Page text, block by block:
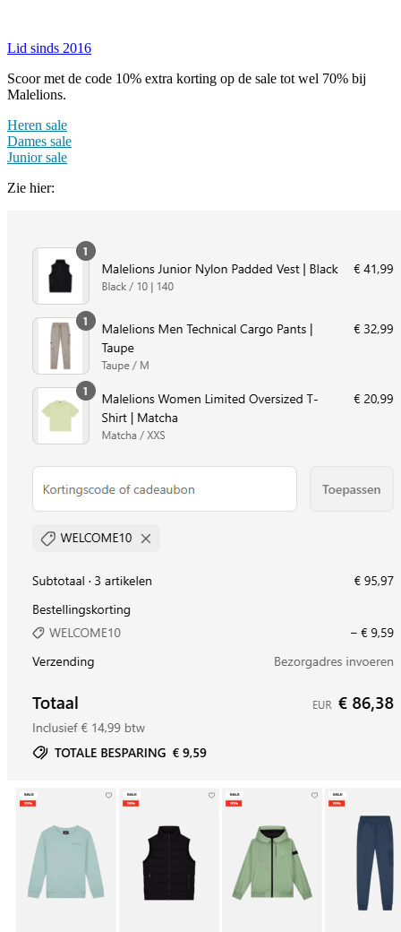
Lid sinds 2016
Scoor met de code 10% extra korting op de sale tot wel 70% bij
Malelions.
Heren sale
Dames sale
Junior sale
Zie hier: